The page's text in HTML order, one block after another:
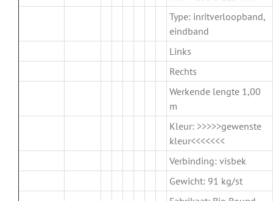
Type: inritverloopband,
eindband
Links
Rechts
Werkende lengte 1,00
m
Kleur: >>>>>gewenste
kleur<<<<<<<
Verbinding: visbek
Gewicht: 91 kg/st